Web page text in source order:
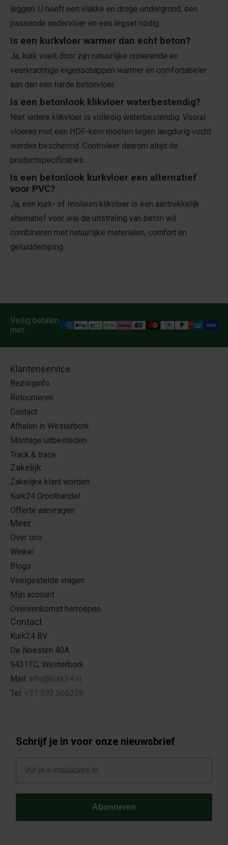
leggen. U heeft een vlakke en droge ondergrond, een
passende ondervloer en een legset nodig.
Is een kurkvloer warmer dan echt beton?
Ja, kurk voelt door zijn natuurlijke isolerende en
veerkrachtige eigenschappen warmer en comfortabeler
aan dan een harde betonvloer.
Is een betonlook klikvloer waterbestendig?
Niet iedere klikvloer is volledig waterbestendig. Vooral
vloeren met een HDF-kern moeten tegen langdurig vocht
worden beschermd. Controleer daarom altijd de
productspecificaties.
Is een betonlook kurkvloer een alternatief
voor PVC?
Ja, een kurk- of linoleum klikvloer is een aantrekkelijk
alternatief voor wie de uitstraling van beton wil
combineren met natuurlijke materialen, comfort en
geluiddemping.
Veilig betalen
met:
Klantenservice
Bezorginfo
Retourneren
Contact
Afhalen in Westerbork
Montage uitbesteden
Track & trace
Zakelijk
Zakelijke klant worden
Kurk24 Groothandel
Offerte aanvragen
Meer
Over ons
Winkel
Blogs
Veelgestelde vragen
Mijn account
Overeenkomst herroepen
Contact
Kurk24 BV
De Noesten 40A
9431TC, Westerbork
Mail: info@kurk24.nl
Tel: +31 593 565228
Schrijf je in voor onze nieuwsbrief
E-mail
Abonneren